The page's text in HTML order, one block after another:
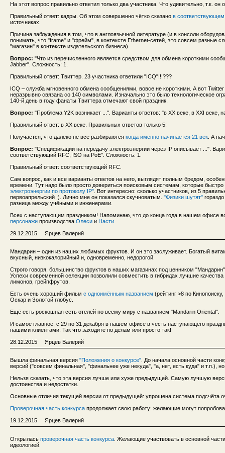
На этот вопрос правильно ответил только два участника. Что удивительно, т.к. он
Правильный ответ: кадры. Об этом совершенно чётко сказано в
источниках.
Причина заблуждения в том, что в англоязычной литературе (и в консоли
понимать, что "frame" и "фрейм", в контексте Ethernet-сетей, это совсем разные
"магазин" в контексте издательского бизнеса).
Вопрос: "Что из перечисленного является средством для обмена короткими
Jabber". Сложность: 1.
Правильный ответ: Твиттер. 23 участника ответили "ICQ"!!!???
ICQ – служба мгновенного обмена сообщениями, вовсе не короткими. А вот
неразрывно связана со 140 символами. Изначально это было технологическое
140-й день в году фанаты Твиттера отмечают свой праздник.
Вопрос: "Проблема Y2K возникает ...". Варианты ответов: "в XX веке, в XXI веке,
Правильный ответ: в XX веке. Правильных ответов только 5!
Получается, что далеко не все разбираются когда именно начинается 21 век . А
Вопрос: "Спецификации на передачу электроэнергии через IP описывает ...".
соответствующий RFC, ISO на PoE". Сложность: 1.
Правильный ответ: соответствующий RFC.
Сам вопрос, как и все варианты ответов на него, выглядят полным бредом,
времени. Тут надо было просто довериться поисковым системам, которые
электроэнергии по протоколу IP" . Вот интересно: сколько участников, из 5
первоапрельский :). Лично мне он показался скучноватым. "Физики шутят"
разница между учёными и инженерами.
Всех с наступающим праздником! Напоминаю, что до конца года в нашем офисе
персонажи производства Олеси и Насти
29.12.2015 Ярцев Валерий
Мандарин – один из наших любимых фруктов. И он это заслуживает. Богатый
вкусный, низкокалорийный и, одновременно, недорогой.
Строго говоря, большинство фруктов в наших магазинах под ценником
Успехи современной селекции позволили совместить в гибридах лучшие
лимонов, грейпфрутов.
Есть очень хороший фильм с одноимённым названием (рейтинг >8 по
Оскар и Золотой глобус.
Ещё есть роскошная сеть отелей по всему миру с названием "Mandarin Oriental".
И самое главное: с 29 по 31 декабря в нашем офисе в честь наступающего
нашими клиентами. Так что заходите по делам или просто так!
28.12.2015 Ярцев Валерий
Вышла финальная версия "Положения о конкурсе" . До начала основной части
версий ("совсем финальная", "финальнее уже некуда", "а, нет, есть куда" и т.п.),
Нельзя сказать, что эта версия лучше или хуже предыдущей. Самую лучшую
достоинства и недостатки.
Основные отличия текущей версии от предыдущей: упрощена система подсчёта
Проверочная часть конкурса продолжает свою работу: желающие могут
19.12.2015 Ярцев Валерий
Открылась проверочная часть конкурса . Желающие участвовать в основной
идеологией.